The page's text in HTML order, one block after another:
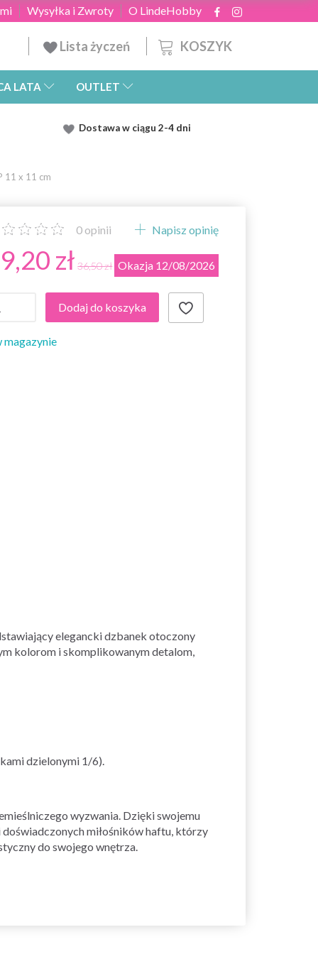
O LindeHobby
Wysyłka i Zwroty
KOSZYK
Lista życzeń
LATA OUTLET
Dostawaw ciągu 2-4 dni
11 x 11 cm
0 opinii Napisz opinię
zł 36,50 zł Okazja 12/08/2026
Dodaj do koszyka
magazynie
elegancki dzbanek otoczony
kolorom i skomplikowanym detalom,
dzielonymi 1/6).
wyzwania. Dzięki swojemu
miłośników haftu, którzy
do swojego wnętrza.